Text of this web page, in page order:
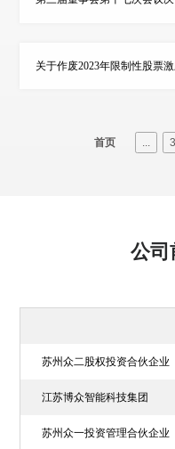
首页 ... 3
公司
苏州众二股权投资合伙企业
江苏博众智能科技集团
苏州众一投资管理合伙企业